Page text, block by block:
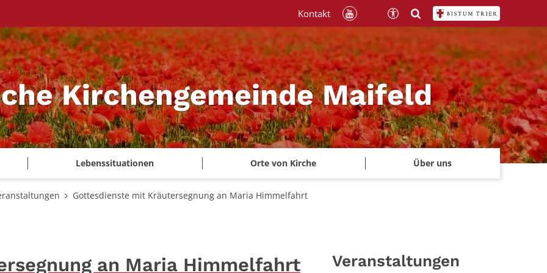
Kirchengemeinde Maifeld
Lebenssituationen Orte von Kirche Über uns
Kontakt
Gottesdienste mit Kräutersegnung an Maria Himmelfahrt
an Maria Himmelfahrt
Veranstaltungen